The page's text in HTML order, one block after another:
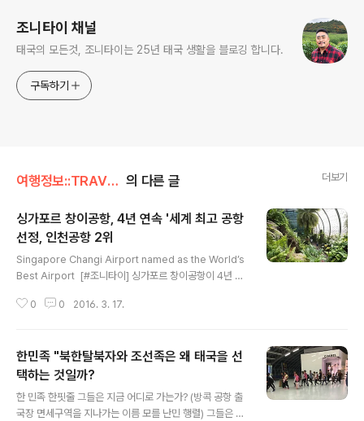
조니타이 채널
태국의 모든것, 조니타이는 25년 태국 생활을 블로깅 합니다.
구독하기
여행정보::TRAVEL/공항소식 의 다른 글 더보기
싱가포르 창이공항, 4년 연속 '세계 최고 공항
선정, 인천공항 2위
Singapore Changi Airport named as the World’s
Best Airport ​ [#조니타이] 싱가포르 창이공항이 4년 연
6일(현지시각) 독일 쾰른에서 열린 &#039;2016 월드 에
행객을 대상으로 실시한 &#039;세계 최고 공항&#039;
조사에서 4년 연속 1위, 선두 자리를 지켰다. 창이공항에
이어 2위는 인천공항이, 3위는 독일 뮌헨 공항이 각각 차
지했다. 또한, 인천 국제공항은 세계 최고 수준의 서비스를
0 0 2016. 3. 17.
한민족 "북한탈북자와 조선족은 왜 태국을 선
택하는 것일까?
한 민족 한핏줄 그들은 지금 어디로 가는가? (방콕 공항 출
국장 면세구역을 지나가는 이름 모를 난민 행렬) 그들은 어